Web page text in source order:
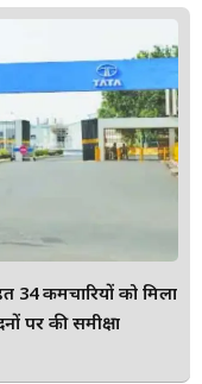
कर्मचारियों को मिला
पर की समीक्षा